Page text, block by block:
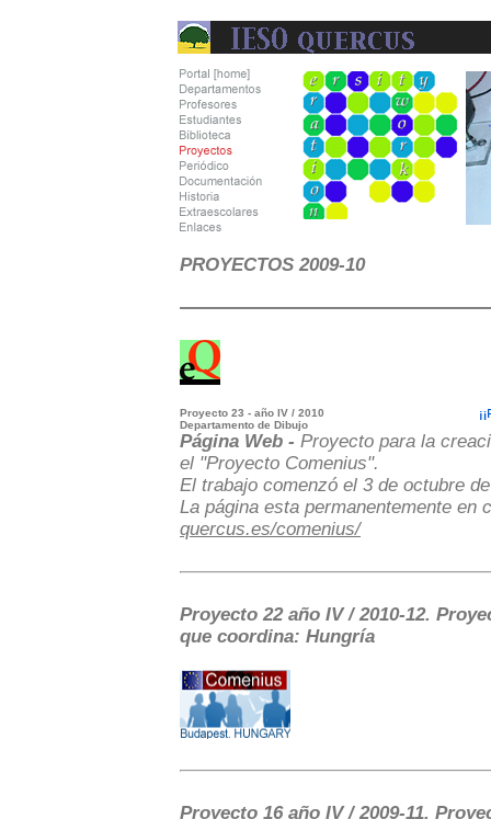
PROYECTOS 2009-10
Proyecto 23 - año IV / 2010
Departamento de Dibujo
Página Web - Proyecto para la
el "Proyecto Comenius".
El trabajo comenzó el 3 de octubre
La página esta permanentemente
quercus.es/comenius/
Proyecto 22 año IV / 2010-12.
que coordina: Hungría
Proyecto 16 año IV / 2009-11.